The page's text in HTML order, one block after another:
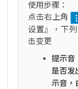
使用步骤：
点击右上角
设置』，下
击变更
提示音
是否发
示音，